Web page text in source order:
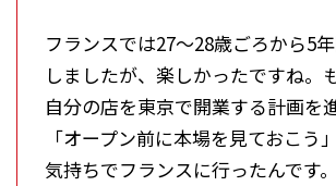
フランスでは27～28歳ごろから5
しましたが、楽しかったですね。
自分の店を東京で開業する計画を
「オープン前に本場を見ておこう
気持ちでフランスに行ったんです